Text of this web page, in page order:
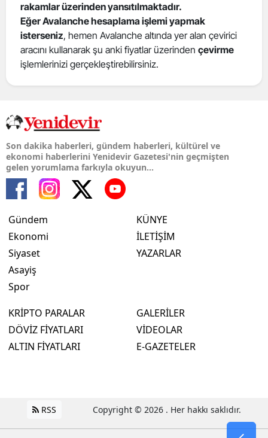
rakamlar üzerinden yansıtılmaktadır.
Eğer Avalanche hesaplama işlemi yapmak
isterseniz, hemen Avalanche altında yer alan çevirici
aracını kullanarak şu anki fiyatlar üzerinden çevirme
işlemlerinizi gerçekleştirebilirsiniz.
Son dakika haberleri, gündem haberleri, kültürel ve
ekonomi haberlerini Yenidevir Gazetesi'nin geçmişten
gelen yorumlama farkıyla okuyun...
Gündem
Ekonomi
Siyaset
Asayiş
Spor
KÜNYE
İLETİŞİM
YAZARLAR
KRİPTO PARALAR
DÖVİZ FİYATLARI
ALTIN FİYATLARI
GALERİLER
VİDEOLAR
E-GAZETELER
RSS Copyright © 2026 . Her hakkı saklıdır.